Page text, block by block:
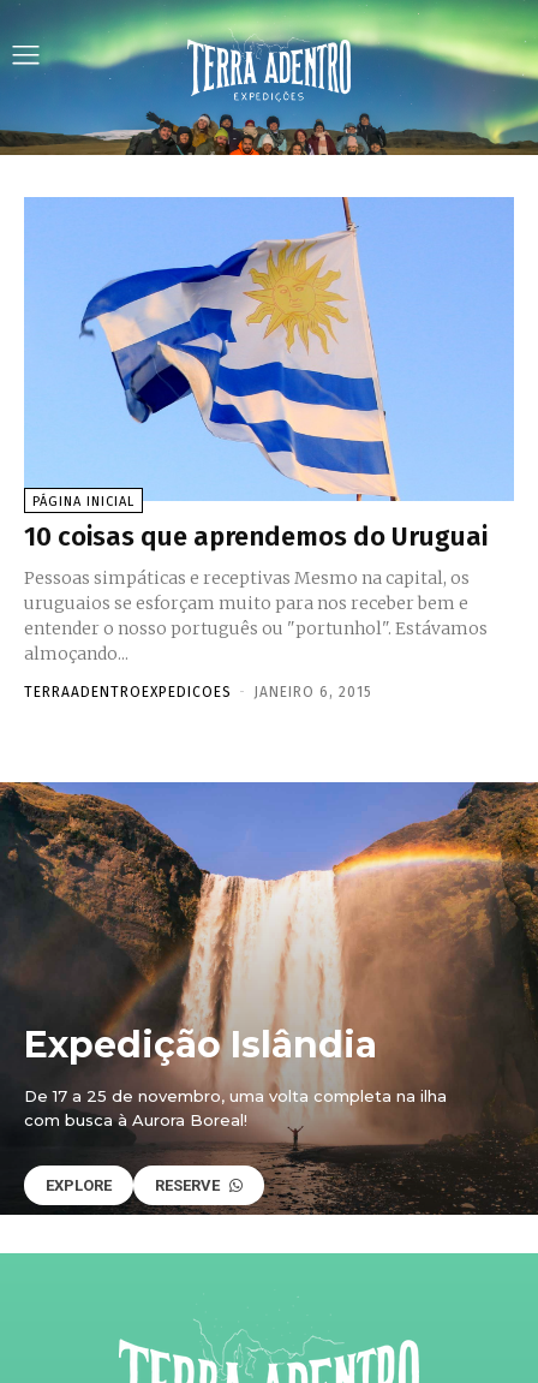
PÁGINA INICIAL
10 coisas que aprendemos do Uruguai
Pessoas simpáticas e receptivas Mesmo na capital, os
uruguaios se esforçam muito para nos receber bem e
entender o nosso português ou "portunhol". Estávamos
almoçando...
TERRAADENTROEXPEDICOES - JANEIRO 6, 2015
Expedição Islândia
De 17 a 25 de novembro, uma volta completa na ilha
com busca à Aurora Boreal!
EXPLORE RESERVE